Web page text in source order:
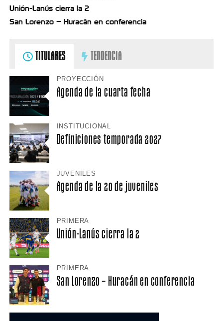
Unión-Lanús cierra la 2
San Lorenzo – Huracán en conferencia
TITULARES TENDENCIA
PROYECCIÓN
Agenda de la cuarta fecha
INSTITUCIONAL
Definiciones temporada 2027
JUVENILES
Agenda de la 20 de juveniles
PRIMERA
Unión-Lanús cierra la 2
PRIMERA
San Lorenzo – Huracán en conferencia